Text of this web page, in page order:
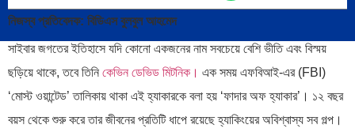
নিজস্ব প্রতিবেদক: বিডিএস বুলবুল আহমেদ
সাইবার জগতের ইতিহাসে যদি কোনো একজনের নাম সবচেয়ে বেশি ভীতি এবং বিস্ময়
ছড়িয়ে থাকে, তবে তিনি কেভিন ডেভিড মিটনিক। এক সময় এফবিআই-এর (FBI)
‘মোস্ট ওয়ান্টেড’ তালিকায় থাকা এই হ্যাকারকে বলা হয় ‘ফাদার অফ হ্যাকার’। ১২ বছর
বয়স থেকে শুরু করে তার জীবনের প্রতিটি ধাপে রয়েছে হ্যাকিংয়ের অবিশ্বাস্য সব গল্প।